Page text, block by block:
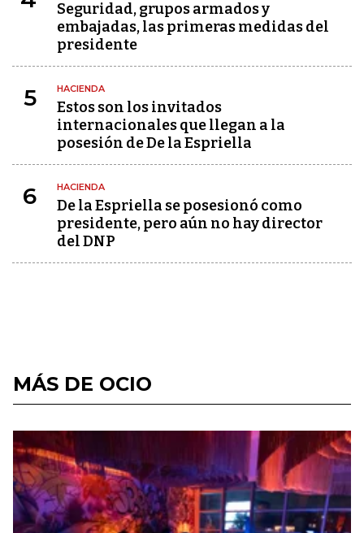
Seguridad, grupos armados y
embajadas, las primeras medidas del
presidente
5 HACIENDA
Estos son los invitados
internacionales que llegan a la
posesión de De la Espriella
6 HACIENDA
De la Espriella se posesionó como
presidente, pero aún no hay director
del DNP
MÁS DE OCIO